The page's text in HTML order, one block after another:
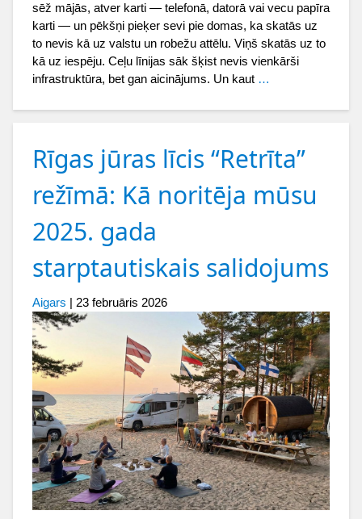
sēž mājās, atver karti — telefonā, datorā vai vecu papīra
karti — un pēkšņi pieķer sevi pie domas, ka skatās uz
to nevis kā uz valstu un robežu attēlu. Viņš skatās uz to
kā uz iespēju. Ceļu līnijas sāk šķist nevis vienkārši
infrastruktūra, bet gan aicinājums. Un kaut …
Rīgas jūras līcis “Retrīta”
režīmā: Kā noritēja mūsu
2025. gada
starptautiskais salidojums
Aigars | 23 februāris 2026